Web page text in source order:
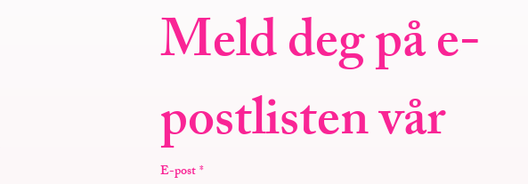
Meld deg på e-
postlisten vår
E-post*